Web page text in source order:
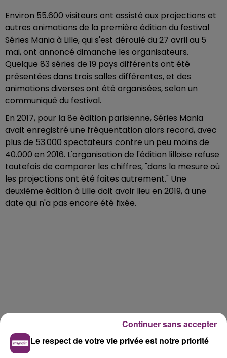
Environ 55.600 visiteurs ont assisté aux projections et
autres animations de la première édition du festival
Séries Mania à Lille, qui s'est déroulé du 27 avril au 5
mai, ont annoncé dimanche les organisateurs.
Quelque 83 séries de 19 pays différents ont été
présentées dans trois salles différentes, et des
animations diverses ont été organisées, selon un
communiqué du festival.
En 2017, pour la 8e édition parisienne, Séries Mania
avait enregistré une fréquentation alors record, avec
plus de 53.000 spectateurs contre un peu moins de
40.000 en 2016. L'organisation de l'édition lilloise refuse
toutefois de comparer les chiffres, "dans la mesure où
les projections ont été faites autrement." Une
deuxième édition à Lille doit avoir lieu en 2019, à une
date qui n'a pas encore été fixée.
Le respect de votre vie privée est notre priorité
Continuer sans accepter